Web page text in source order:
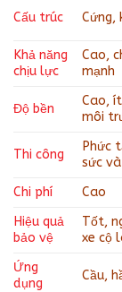
Cấu trúc Cứng,
Khả năng
chịu lực
Cao,
mạnh
Độ bền
Cao,
môi
Thi công
Phức
sức
Chi phí Cao
Hiệu quả
bảo vệ
Tốt,
xe cộ
Ứng
dụng
Cầu,